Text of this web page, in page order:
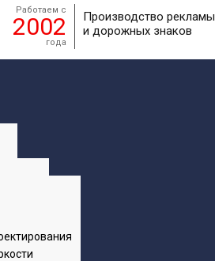
Работаем с
2002
года
Производство рекламы
и дорожных знаков